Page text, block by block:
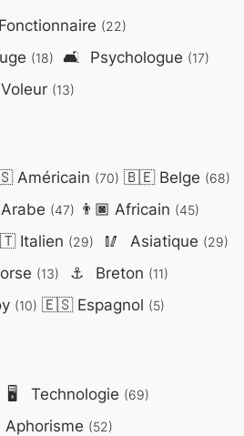
Fonctionnaire (22)
(18) 🛋️ Psychologue (17)
Voleur (13)
Américain (70) 🇧🇪Belge (68)
Arabe (47) 👨🏿 Africain (45)
Italien (29) 🥢 Asiatique (29)
(13) ⚓ Breton (11)
(10) 🇪🇸Espagnol (5)
🖥️ Technologie (69)
Aphorisme (52)